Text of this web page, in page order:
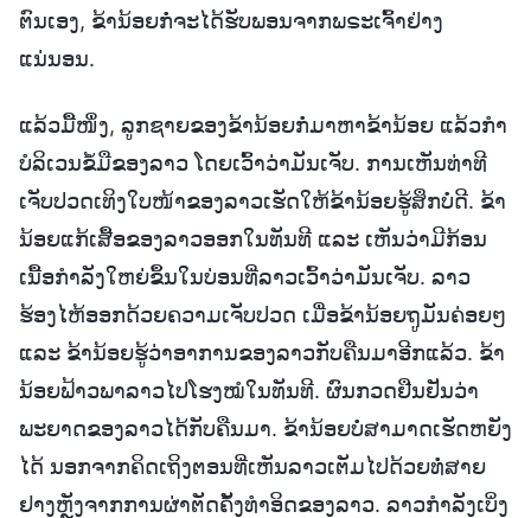
ຕົນເອງ, ຂ້ານ້ອຍກໍ່ຈະໄດ້ຮັບພອນຈາກພຣະເຈົ້າຢ່າງ
ແນ່ນອນ.
ແລ້ວມື້ໜຶ່ງ, ລູກຊາຍຂອງຂ້ານ້ອຍກໍ່ມາຫາຂ້ານ້ອຍ ແລ້ວກຳ
ບໍລິເວນຂໍ້ມືຂອງລາວ ໂດຍເວົ້າວ່າມັນເຈັບ. ການເຫັນທ່າທີ
ເຈັບປວດເທິງໃບໜ້າຂອງລາວເຮັດໃຫ້ຂ້ານ້ອຍຮູ້ສຶກບໍ່ດີ. ຂ້າ
ນ້ອຍແກ້ເສື້ອຂອງລາວອອກໃນທັນທີ ແລະ ເຫັນວ່າມີກ້ອນ
ເນື້ອກຳລັງໃຫຍ່ຂຶ້ນໃນບ່ອນທີ່ລາວເວົ້າວ່າມັນເຈັບ. ລາວ
ຮ້ອງໄຫ້ອອກດ້ວຍຄວາມເຈັບປວດ ເມື່ອຂ້ານ້ອຍຖູມັນຄ່ອຍໆ
ແລະ ຂ້ານ້ອຍຮູ້ວ່າອາການຂອງລາວກັບຄືນມາອີກແລ້ວ. ຂ້າ
ນ້ອຍຟ້າວພາລາວໄປໂຮງໝໍໃນທັນທີ. ຜົນກວດຢືນຢັນວ່າ
ພະຍາດຂອງລາວໄດ້ກັບຄືນມາ. ຂ້ານ້ອຍບໍ່ສາມາດເຮັດຫຍັງ
ໄດ້ ນອກຈາກຄິດເຖິງຕອນທີ່ເຫັນລາວເຕັມໄປດ້ວຍທໍ່ສາຍ
ຢາງຫຼັງຈາກການຜ່າຕັດຄັ້ງທຳອິດຂອງລາວ. ລາວກຳລັງເບິ່ງ